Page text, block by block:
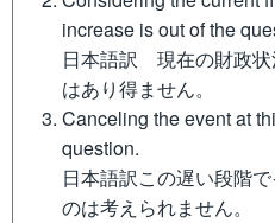
increase is out of the
日本語訳 現在の財政状
はあり得ません。
Canceling the event at
question.
日本語訳この遅い段階
のは考えられません。